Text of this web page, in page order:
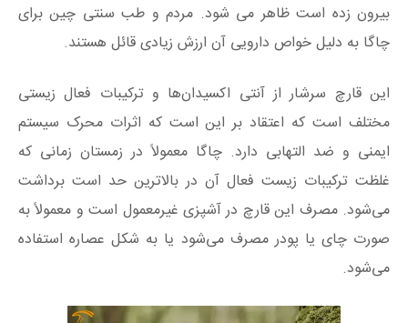
بیرون زده است ظاهر می شود. مردم و طب سنتی چین برای
چاگا به دلیل خواص دارویی آن ارزش زیادی قائل هستند.
این قارچ سرشار از آنتی اکسیدان‌ها و ترکیبات فعال زیستی
مختلف است که اعتقاد بر این است که اثرات محرک سیستم
ایمنی و ضد التهابی دارد. چاگا معمولاً در زمستان زمانی که
غلظت ترکیبات زیست فعال آن در بالاترین حد است برداشت
می‌شود. مصرف این قارچ در آشپزی غیرمعمول است و معمولاً به
صورت چای یا پودر مصرف می‌شود یا به شکل عصاره استفاده
می‌شود.